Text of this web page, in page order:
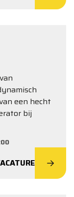
een hecht
bij